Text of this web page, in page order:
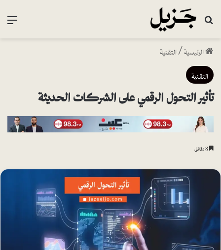
بحث عن
الرئيسية/التقنية
التقنية
تأثير التحول الرقمي على الشركات الحديثة